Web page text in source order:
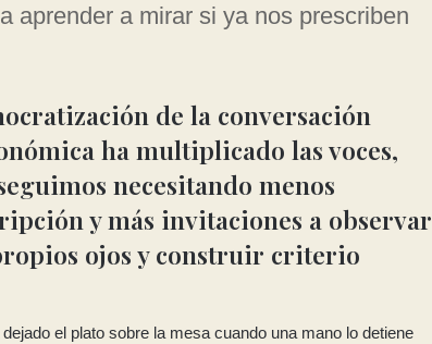
aprender a mirar si ya nos prescriben
de la conversación
ha multiplicado las voces,
necesitando menos
y más invitaciones a observar
ojosy construir criterio
el plato sobre la mesa cuando una mano lo detiene